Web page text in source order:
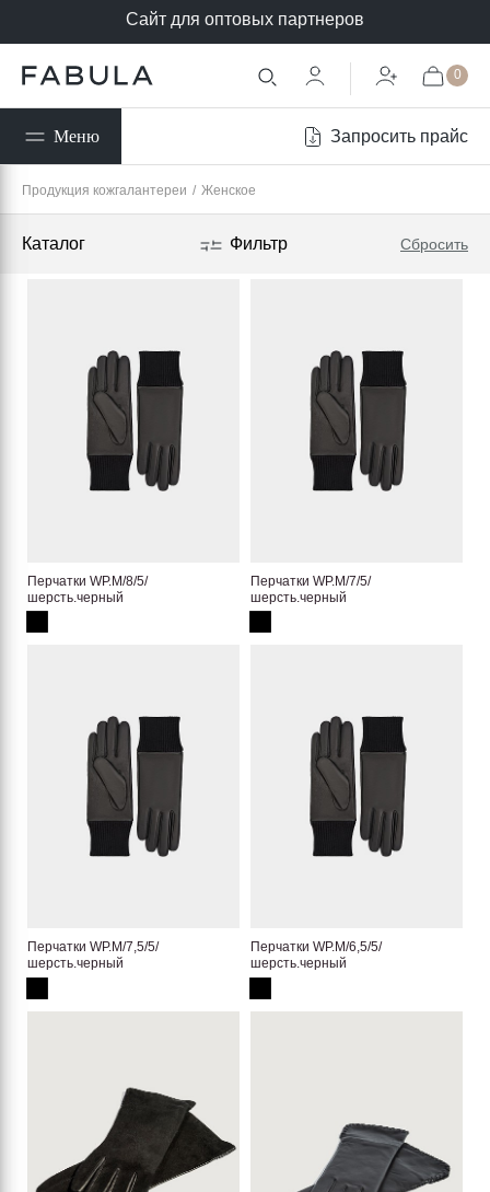
Сайт для оптовых партнеров
0
Меню Запросить прайс
Продукция кожгалантереи / Женское
Каталог Фильтр Сбросить
Перчатки WP.M/8/5/
шерсть.черный
Перчатки WP.M/7/5/
шерсть.черный
Перчатки WP.M/7,5/5/
шерсть.черный
Перчатки WP.M/6,5/5/
шерсть.черный